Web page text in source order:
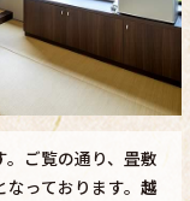
ご覧の通り、畳敷
っております。 越